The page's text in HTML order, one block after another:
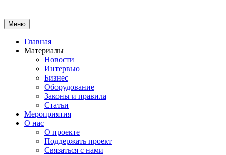
Меню
Главная
Материалы
Новости
Интервью
Бизнес
Оборудование
Законы и правила
Статьи
Мероприятия
О нас
О проекте
Поддержать проект
Связаться с нами